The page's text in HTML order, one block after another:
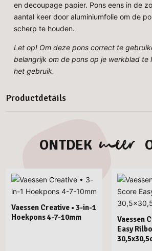
en decoupage papier. Pons eens in de
aantal keer door aluminiumfolie om de
scherp te houden.
Let op! Om deze pons correct te
belangrijk om de pons op je werkblad te
het gebruik.
Productdetails
ONTDEK meer
Vaessen Creative • 3-in-1
Hoekpons 4-7-10mm
Vaessen
Easy